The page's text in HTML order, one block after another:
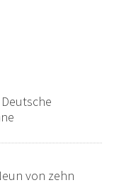
von zehn